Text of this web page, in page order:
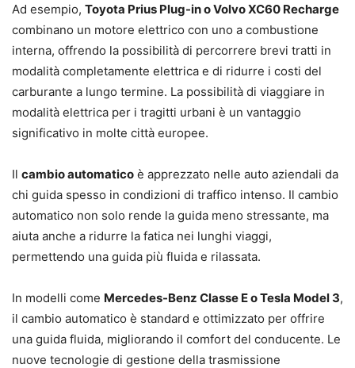
Ad esempio, Toyota Prius Plug-in o Volvo XC60 Recharge
combinano un motore elettrico con uno a combustione
interna, offrendo la possibilità di percorrere brevi tratti in
modalità completamente elettrica e di ridurre i costi del
carburante a lungo termine. La possibilità di viaggiare in
modalità elettrica per i tragitti urbani è un vantaggio
significativo in molte città europee.
Il cambio automatico è apprezzato nelle auto aziendali da
chi guida spesso in condizioni di traffico intenso. Il cambio
automatico non solo rende la guida meno stressante, ma
aiuta anche a ridurre la fatica nei lunghi viaggi,
permettendo una guida più fluida e rilassata.
In modelli come Mercedes-Benz Classe E o Tesla Model 3,
il cambio automatico è standard e ottimizzato per offrire
una guida fluida, migliorando il comfort del conducente. Le
nuove tecnologie di gestione della trasmissione